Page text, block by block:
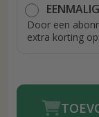
Door een
extra korting